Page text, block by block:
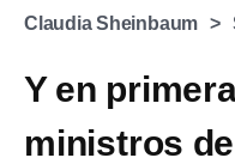
Claudia Sheinbaum
Y en
ministros